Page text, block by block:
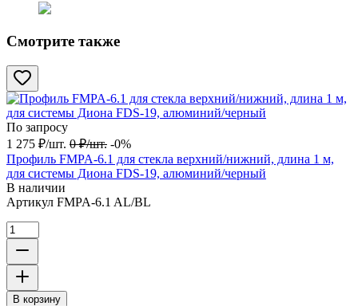
Смотрите также
По запросу
1 275 ₽/шт. 0 ₽/шт. -0%
Профиль FMPA-6.1 для стекла верхний/нижний, длина 1 м,
для системы Диона FDS-19, алюминий/черный
В наличии
Артикул FMPA-6.1 AL/BL
В корзину